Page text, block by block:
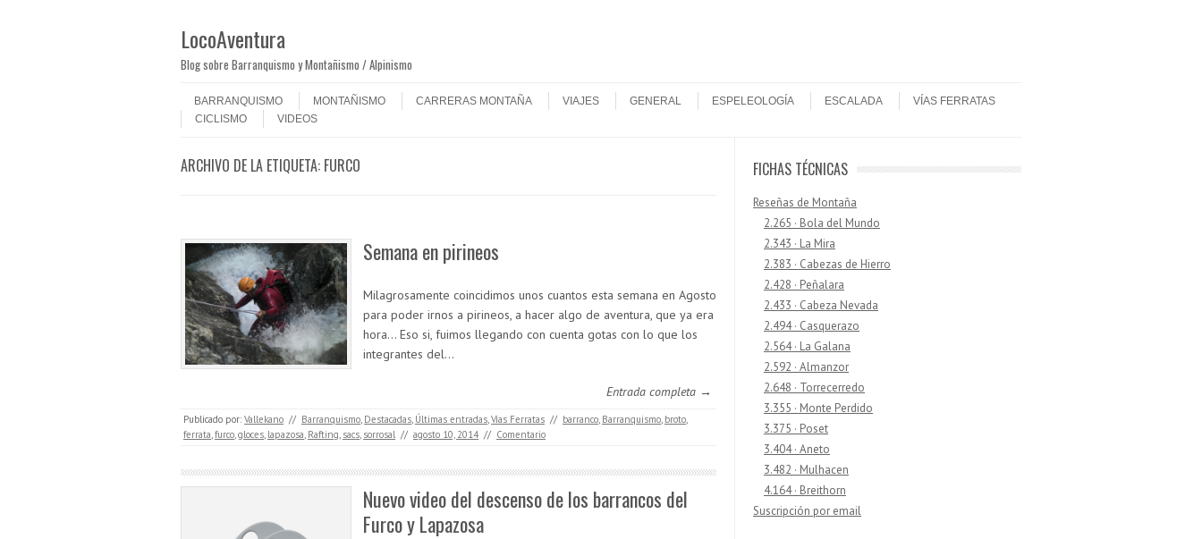
LocoAventura
Blog sobre Barranquismo y Montañismo / Alpinismo
Menú
BARRANQUISMO
MONTAÑISMO CARRERAS MONTAÑA VIAJES GENERAL ESPELEOLOGÍA ESCALADA
VÍAS FERRATAS
CICLISMO
VIDEOS
ARCHIVO DE LA ETIQUETA: FURCO
Semana en pirineos
Milagrosamente coincidimos unos cuantos esta semana en Agosto
para poder irnos a pirineos, a hacer algo de aventura, que ya era
hora… Eso si, fuimos llegando con cuenta gotas con lo que los
integrantes del…
Entrada completa →
Publicado por: Vallekano // Barranquismo, Destacadas, Últimas entradas,Vías Ferratas // barranco, Barranquismo, broto,
ferrata,furco,gloces, lapazosa, Rafting, sacs, sorrosal // agosto 10, 2014 // Comentario
Nuevo video del descenso de los barrancos del
Furco y Lapazosa
FICHAS TÉCNICAS
Reseñas de Montaña
2.265 · Bola del Mundo
2.343 · La Mira
2.383 · Cabezas de Hierro
2.428 · Peñalara
2.433 · Cabeza Nevada
2.494 · Casquerazo
2.564 · La Galana
2.592 · Almanzor
2.648 · Torrecerredo
3.355 · Monte Perdido
3.375 · Poset
3.404 · Aneto
3.482 · Mulhacen
4.164 · Breithorn
Suscripción por email